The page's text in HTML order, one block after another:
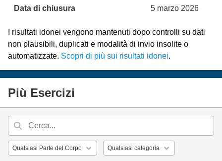
Data di chiusura 5 marzo 2026
I risultati idonei vengono mantenuti dopo controlli su dati
non plausibili, duplicati e modalità di invio insolite o
automatizzate. Scopri di più sui risultati idonei.
Più Esercizi